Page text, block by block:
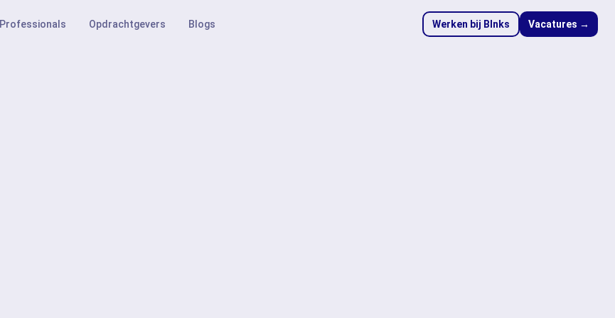
Professionals Opdrachtgevers Blogs Werken bij Blnks Vacatures →